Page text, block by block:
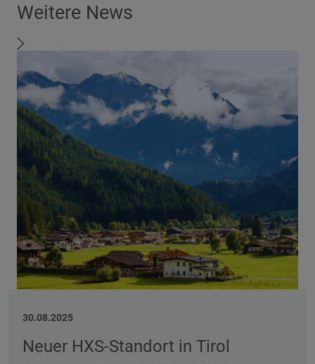
Weitere News
30.08.2025
Neuer HXS-Standort in Tirol